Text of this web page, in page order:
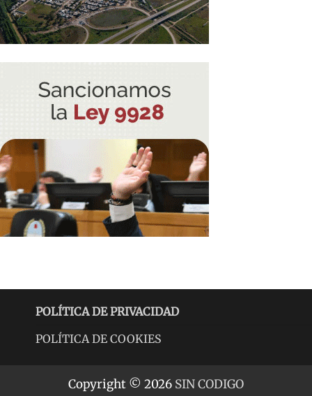
POLÍTICA DE PRIVACIDAD
POLÍTICA DE COOKIES
Copyright © 2026 SIN CODIGO